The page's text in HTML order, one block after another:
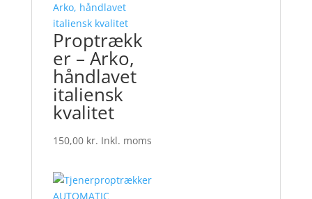
Proptrækk
er – Arko,
håndlavet
italiensk
kvalitet
150,00 kr. Inkl. moms